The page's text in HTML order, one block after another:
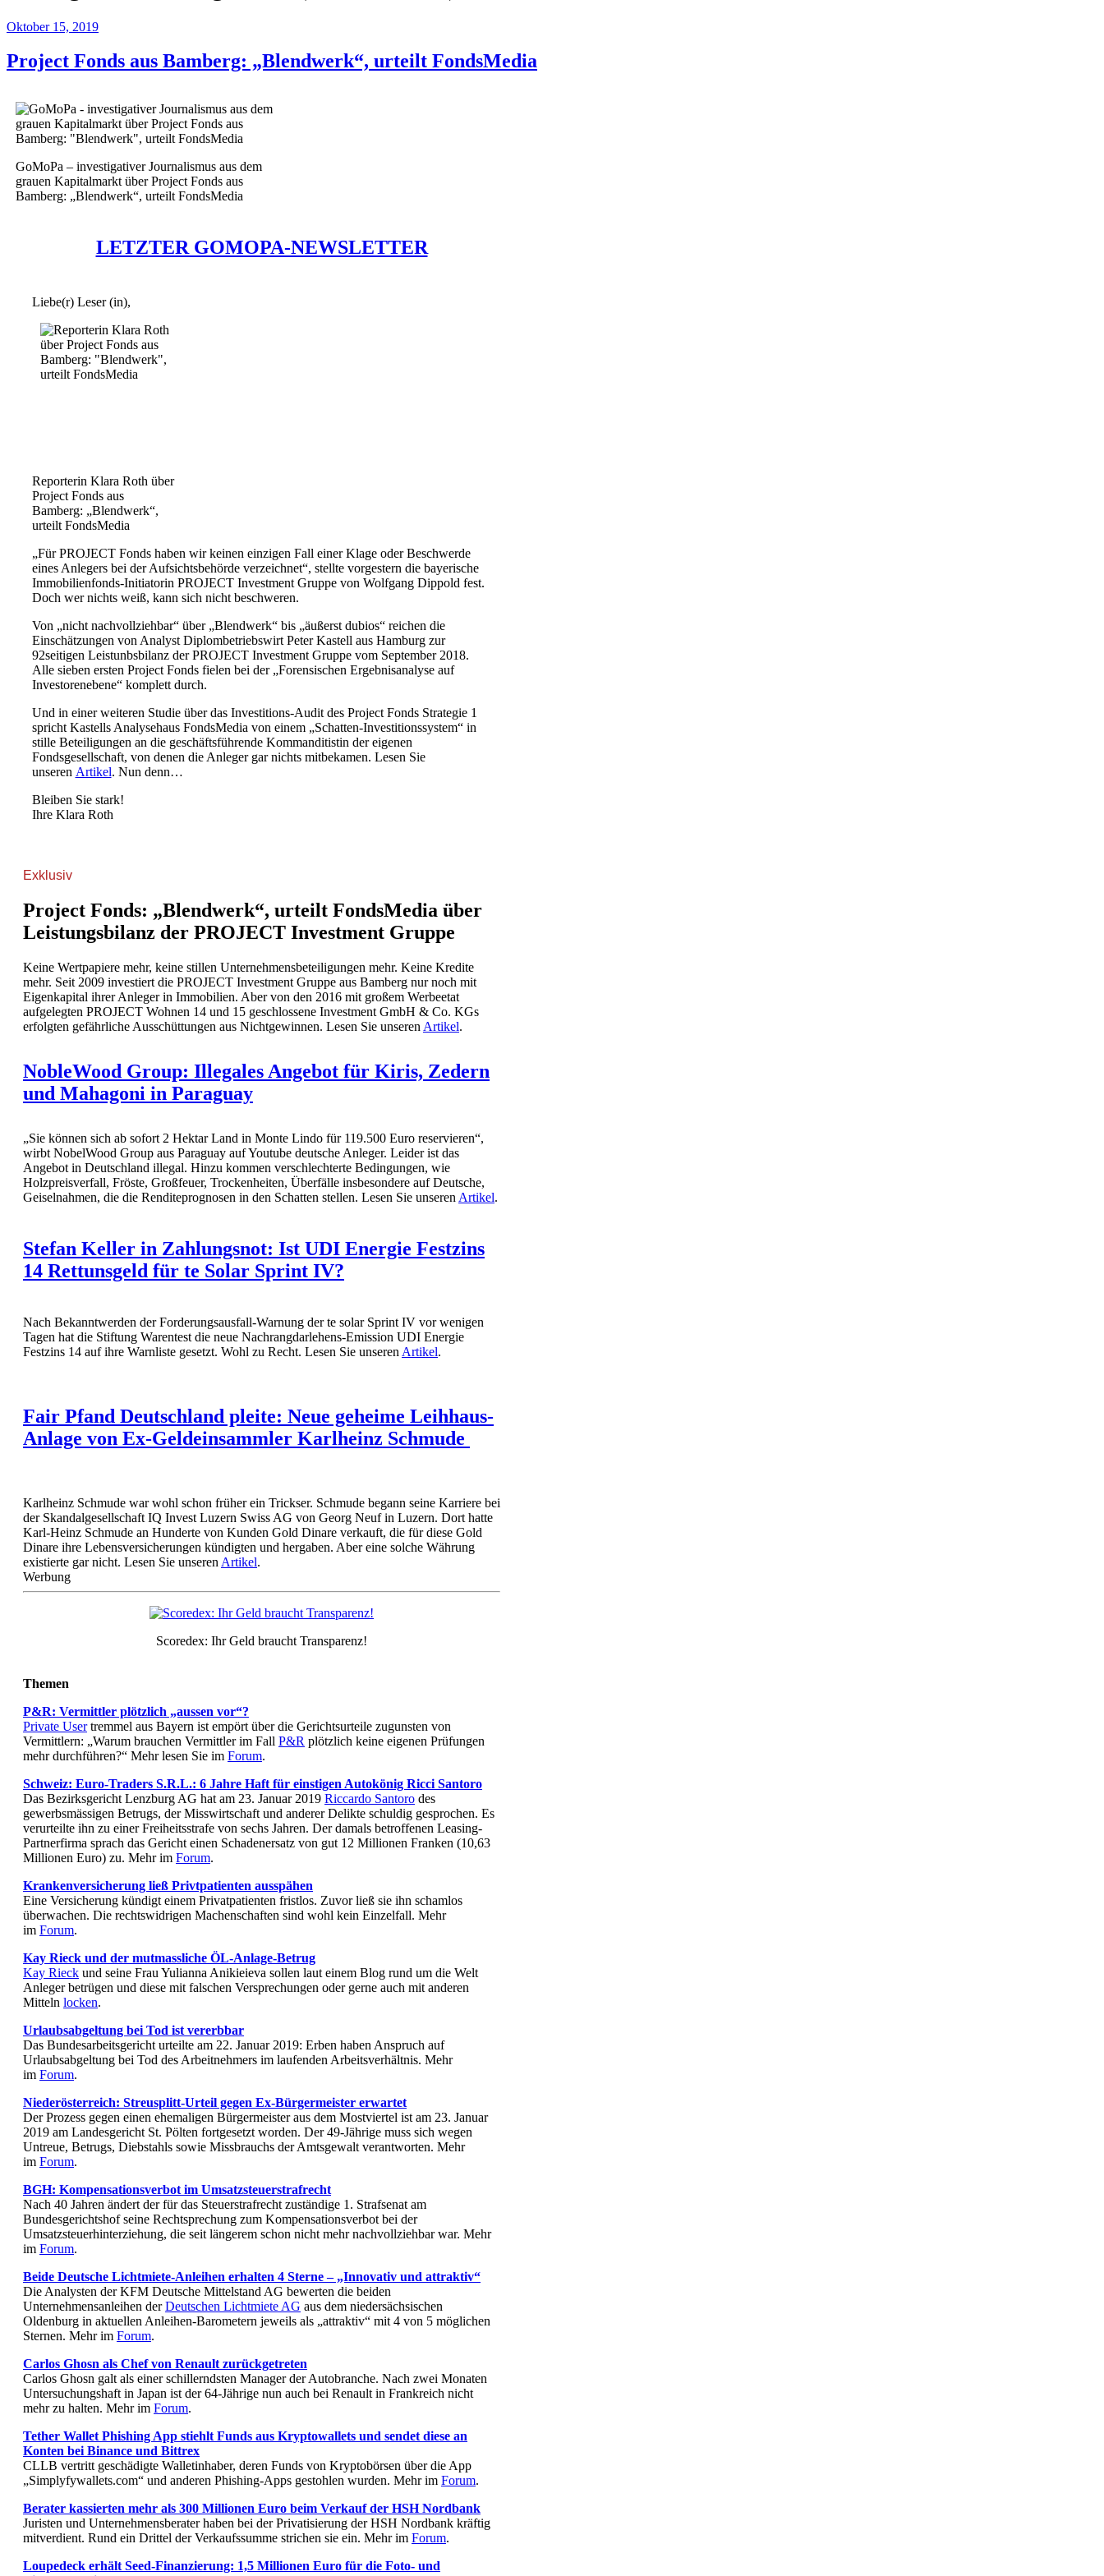
Oktober 15, 2019
Project Fonds aus Bamberg: „Blendwerk“, urteilt FondsMedia
GoMoPa – investigativer Journalismus aus dem
grauen Kapitalmarkt über Project Fonds aus
Bamberg: „Blendwerk“, urteilt FondsMedia
LETZTER GOMOPA-NEWSLETTER
Liebe(r) Leser (in),
Reporterin Klara Roth über
Project Fonds aus
Bamberg: „Blendwerk“,
urteilt FondsMedia
„Für PROJECT Fonds haben wir keinen einzigen Fall einer Klage oder Beschwerde
eines Anlegers bei der Aufsichtsbehörde verzeichnet“, stellte vorgestern die bayerische
Immobilienfonds-Initiatorin PROJECT Investment Gruppe von Wolfgang Dippold fest.
Doch wer nichts weiß, kann sich nicht beschweren.
Von „nicht nachvollziehbar“ über „Blendwerk“ bis „äußerst dubios“ reichen die
Einschätzungen von Analyst Diplombetriebswirt Peter Kastell aus Hamburg zur
92seitigen Leistunbsbilanz der PROJECT Investment Gruppe vom September 2018.
Alle sieben ersten Project Fonds fielen bei der „Forensischen Ergebnisanalyse auf
Investorenebene“ komplett durch.
Und in einer weiteren Studie über das Investitions-Audit des Project Fonds Strategie 1
spricht Kastells Analysehaus FondsMedia von einem „Schatten-Investitionssystem“ in
stille Beteiligungen an die geschäftsführende Kommanditistin der eigenen
Fondsgesellschaft, von denen die Anleger gar nichts mitbekamen. Lesen Sie
unseren Artikel. Nun denn…
Bleiben Sie stark!
Ihre Klara Roth
Exklusiv
Project Fonds: „Blendwerk“, urteilt FondsMedia über
Leistungsbilanz der PROJECT Investment Gruppe
Keine Wertpapiere mehr, keine stillen Unternehmensbeteiligungen mehr. Keine Kredite
mehr. Seit 2009 investiert die PROJECT Investment Gruppe aus Bamberg nur noch mit
Eigenkapital ihrer Anleger in Immobilien. Aber von den 2016 mit großem Werbeetat
aufgelegten PROJECT Wohnen 14 und 15 geschlossene Investment GmbH & Co. KGs
erfolgten gefährliche Ausschüttungen aus Nichtgewinnen. Lesen Sie unseren Artikel.
NobleWood Group: Illegales Angebot für Kiris, Zedern
und Mahagoni in Paraguay
„Sie können sich ab sofort 2 Hektar Land in Monte Lindo für 119.500 Euro reservieren“,
wirbt NobelWood Group aus Paraguay auf Youtube deutsche Anleger. Leider ist das
Angebot in Deutschland illegal. Hinzu kommen verschlechterte Bedingungen, wie
Holzpreisverfall, Fröste, Großfeuer, Trockenheiten, Überfälle insbesondere auf Deutsche,
Geiselnahmen, die die Renditeprognosen in den Schatten stellen. Lesen Sie unseren Artikel.
Stefan Keller in Zahlungsnot: Ist UDI Energie Festzins
14 Rettunsgeld für te Solar Sprint IV?
Nach Bekanntwerden der Forderungsausfall-Warnung der te solar Sprint IV vor wenigen
Tagen hat die Stiftung Warentest die neue Nachrangdarlehens-Emission UDI Energie
Festzins 14 auf ihre Warnliste gesetzt. Wohl zu Recht. Lesen Sie unseren Artikel.
Fair Pfand Deutschland pleite: Neue geheime Leihhaus-
Anlage von Ex-Geldeinsammler Karlheinz Schmude
Karlheinz Schmude war wohl schon früher ein Trickser. Schmude begann seine Karriere bei
der Skandalgesellschaft IQ Invest Luzern Swiss AG von Georg Neuf in Luzern. Dort hatte
Karl-Heinz Schmude an Hunderte von Kunden Gold Dinare verkauft, die für diese Gold
Dinare ihre Lebensversicherungen kündigten und hergaben. Aber eine solche Währung
existierte gar nicht. Lesen Sie unseren Artikel.
Werbung
Scoredex: Ihr Geld braucht Transparenz!
Themen
P&R: Vermittler plötzlich „aussen vor“?
Private Usertremmel aus Bayern ist empört über die Gerichtsurteile zugunsten von
Vermittlern: „Warum brauchen Vermittler im Fall P&R plötzlich keine eigenen Prüfungen
mehr durchführen?“ Mehr lesen Sie im Forum.
Schweiz: Euro-Traders S.R.L.: 6 Jahre Haft für einstigen Autokönig Ricci Santoro
Das Bezirksgericht Lenzburg AG hat am 23. Januar 2019 Riccardo Santoro des
gewerbsmässigen Betrugs, der Misswirtschaft und anderer Delikte schuldig gesprochen. Es
verurteilte ihn zu einer Freiheitsstrafe von sechs Jahren. Der damals betroffenen Leasing-
Partnerfirma sprach das Gericht einen Schadenersatz von gut 12 Millionen Franken (10,63
Millionen Euro) zu. Mehr im Forum.
Krankenversicherung ließ Privtpatienten ausspähen
Eine Versicherung kündigt einem Privatpatienten fristlos. Zuvor ließ sie ihn schamlos
überwachen. Die rechtswidrigen Machenschaften sind wohl kein Einzelfall. Mehr
im Forum.
Kay Rieck und der mutmassliche ÖL-Anlage-Betrug
Kay Rieck und seine Frau Yulianna Anikieieva sollen laut einem Blog rund um die Welt
Anleger betrügen und diese mit falschen Versprechungen oder gerne auch mit anderen
Mitteln locken.
Urlaubsabgeltung bei Tod ist vererbbar
Das Bundesarbeitsgericht urteilte am 22. Januar 2019: Erben haben Anspruch auf
Urlaubsabgeltung bei Tod des Arbeitnehmers im laufenden Arbeitsverhältnis. Mehr
im Forum.
Niederösterreich: Streusplitt-Urteil gegen Ex-Bürgermeister erwartet
Der Prozess gegen einen ehemaligen Bürgermeister aus dem Mostviertel ist am 23. Januar
2019 am Landesgericht St. Pölten fortgesetzt worden. Der 49-Jährige muss sich wegen
Untreue, Betrugs, Diebstahls sowie Missbrauchs der Amtsgewalt verantworten. Mehr
im Forum.
BGH: Kompensationsverbot im Umsatzsteuerstrafrecht
Nach 40 Jahren ändert der für das Steuerstrafrecht zuständige 1. Strafsenat am
Bundesgerichtshof seine Rechtsprechung zum Kompensationsverbot bei der
Umsatzsteuerhinterziehung, die seit längerem schon nicht mehr nachvollziehbar war. Mehr
im Forum.
Beide Deutsche Lichtmiete-Anleihen erhalten 4 Sterne – „Innovativ und attraktiv“
Die Analysten der KFM Deutsche Mittelstand AG bewerten die beiden
Unternehmensanleihen derDeutschen Lichtmiete AG aus dem niedersächsischen
Oldenburg in aktuellen Anleihen-Barometern jeweils als „attraktiv“ mit 4 von 5 möglichen
Sternen. Mehr im Forum.
Carlos Ghosn als Chef von Renault zurückgetreten
Carlos Ghosn galt als einer schillerndsten Manager der Autobranche. Nach zwei Monaten
Untersuchungshaft in Japan ist der 64-Jährige nun auch bei Renault in Frankreich nicht
mehr zu halten. Mehr im Forum.
Tether Wallet Phishing App stiehlt Funds aus Kryptowallets und sendet diese an
Konten bei Binance und Bittrex
CLLB vertritt geschädigte Walletinhaber, deren Funds von Kryptobörsen über die App
„Simplyfywallets.com“ und anderen Phishing-Apps gestohlen wurden. Mehr im Forum.
Berater kassierten mehr als 300 Millionen Euro beim Verkauf der HSH Nordbank
Juristen und Unternehmensberater haben bei der Privatisierung der HSH Nordbank kräftig
mitverdient. Rund ein Drittel der Verkaufssumme strichen sie ein. Mehr im Forum.
Loupedeck erhält Seed-Finanzierung: 1,5 Millionen Euro für die Foto- und